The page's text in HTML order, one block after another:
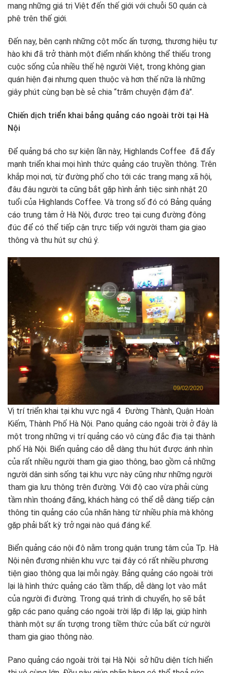
mang những giá trị Việt đến thế giới với chuỗi 50 quán cà
phê trên thế giới.
Đến nay, bên cạnh những cột mốc ấn tượng, thương hiệu tự
hào khi đã trở thành một điểm nhấn không thể thiếu trong
cuộc sống của nhiều thế hệ người Việt, trong không gian
quán hiện đại nhưng quen thuộc và hơn thế nữa là những
giây phút cùng bạn bè sẻ chia “trăm chuyện đậm đà”.
Chiến dịch triển khai bảng quảng cáo ngoài trời tại Hà
Nội
Để quảng bá cho sự kiện lần này, Highlands Coffee đã đẩy
mạnh triển khai mọi hình thức quảng cáo truyền thông. Trên
khắp mọi nơi, từ đường phố cho tới các trang mạng xã hội,
đâu đâu người ta cũng bắt gặp hình ảnh tiệc sinh nhật 20
tuổi của Highlands Coffee. Và trong số đó có Bảng quảng
cáo trung tâm ở Hà Nội, được treo tại cung đường đông
đúc để có thể tiếp cận trực tiếp với người tham gia giao
thông và thu hút sự chú ý.
Vị trí triển khai tại khu vực ngã 4 Đường Thành, Quận Hoàn
Kiếm, Thành Phố Hà Nội. Pano quảng cáo ngoài trời ở đây là
một trong những vị trí quảng cáo vô cùng đắc địa tại thành
phố Hà Nội. Biển quảng cáo dễ dàng thu hút được ánh nhìn
của rất nhiều người tham gia giao thông, bao gồm cả những
người dân sinh sống tại khu vực này cũng như những người
tham gia lưu thông trên đường. Với độ cao vừa phải cùng
tầm nhìn thoáng đãng, khách hàng có thể dễ dàng tiếp cận
thông tin quảng cáo của nhãn hàng từ nhiều phía mà không
gặp phải bất kỳ trở ngại nào quá đáng kể.
Biển quảng cáo nội đô nằm trong quận trung tâm của Tp. Hà
Nội nên đương nhiên khu vực tại đây có rất nhiều phương
tiện giao thông qua lại mỗi ngày. Bảng quảng cáo ngoài trời
lại là hình thức quảng cáo tầm thấp, dễ dàng lọt vào mắt
của người đi đường. Trong quá trình di chuyển, họ sẽ bắt
gặp các pano quảng cáo ngoài trời lặp đi lặp lại, giúp hình
thành một sự ấn tượng trong tiềm thức của bất cứ người
tham gia giao thông nào.
Pano quảng cáo ngoài trời tại Hà Nội sở hữu diện tích hiển